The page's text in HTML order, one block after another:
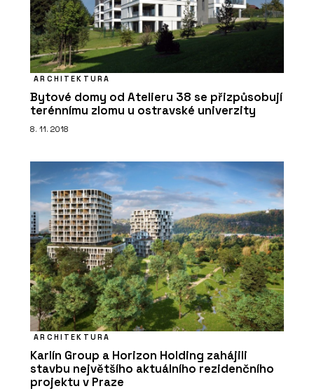
ARCHITEKTURA
Bytové domy od Atelieru 38 se přizpůsobují
terénnímu zlomu u ostravské univerzity
8. 11. 2018
ARCHITEKTURA
Karlín Group a Horizon Holding zahájili
stavbu největšího aktuálního rezidenčního
projektu v Praze